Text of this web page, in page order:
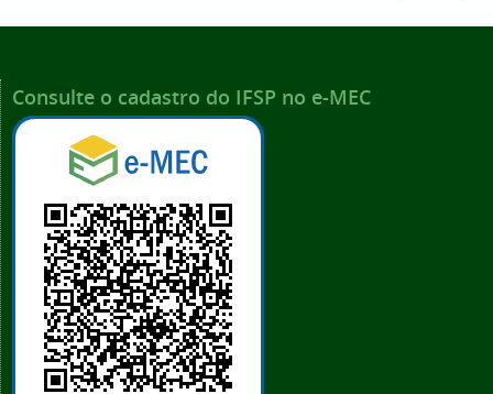
Consulte o cadastro do IFSP no e-MEC